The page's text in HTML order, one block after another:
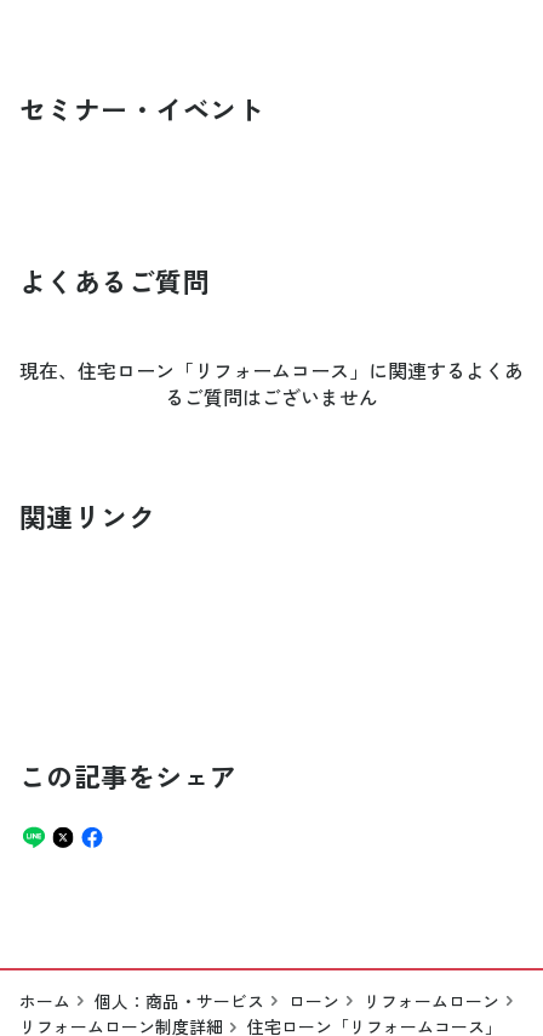
セミナー・イベント
よくあるご質問
現在、住宅ローン「リフォームコース」に関連するよくあ
るご質問はございません
関連リンク
この記事をシェア
ホーム 個人：商品・サービス ローン
リフォームローン
リフォームローン制度詳細
住宅ローン「リフォームコース」